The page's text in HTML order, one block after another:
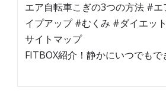
エア自転車こぎの3つの方法 #
イプアップ #むくみ #ダイエット
サイトマップ
FITBOX紹介！静かにいつでもで